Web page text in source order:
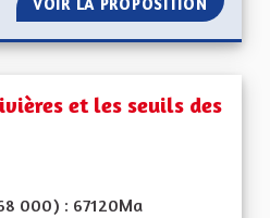
VOIR LA PROPOSITION
et les seuils des
000) : 67120Ma